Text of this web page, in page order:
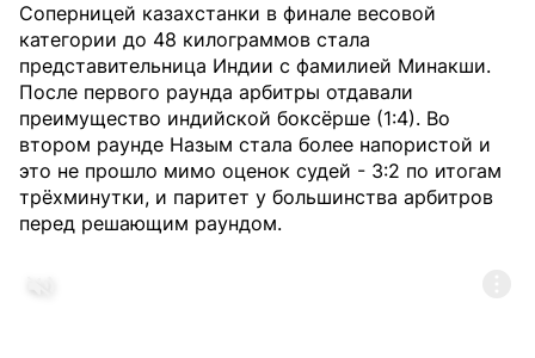
Соперницей казахстанки в финале весовой
категории до 48 килограммов стала
представительница Индии с фамилией Минакши.
После первого раунда арбитры отдавали
преимущество индийской боксёрше (1:4). Во
втором раунде Назым стала более напористой и
это не прошло мимо оценок судей - 3:2 по итогам
трёхминутки, и паритет у большинства арбитров
перед решающим раундом.